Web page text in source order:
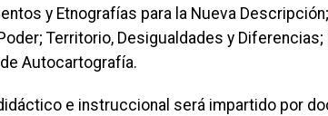
y Etnografías para la Nueva
Territorio, Desigualdades y
Autocartografía.
e instruccional será impartido por